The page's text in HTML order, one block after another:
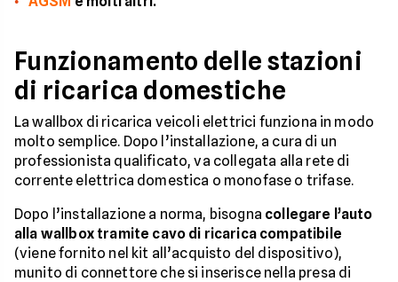
Funzionamento delle stazioni
di ricarica domestiche
La wallbox di ricarica veicoli elettrici funziona in modo
molto semplice. Dopo l’installazione, a cura di un
professionista qualificato, va collegata alla rete di
corrente elettrica domestica o monofase o trifase.
Dopo l’installazione a norma, bisogna collegare l’auto
alla wallbox tramite cavo di ricarica compatibile
(viene fornito nel kit all’acquisto del dispositivo),
munito di connettore che si inserisce nella presa di